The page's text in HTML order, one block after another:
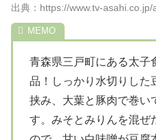
出典：https://www.tv-
青森県三戸町にある太子
品！しっかり水切りした
挟み、大葉と豚肉で巻い
す。みそとみりんを混ぜ